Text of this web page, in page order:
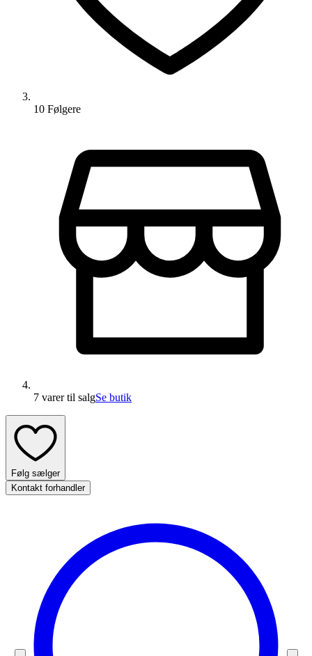
10 Følgere
7 varertil salgSe butik
Følg sælger
Kontakt forhandler